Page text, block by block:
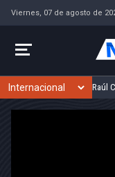
Viernes, 07 de agosto de
Raúl